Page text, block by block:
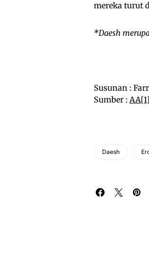
mereka turut
*Daesh
Susunan :
Sumber : AA[1]
Daesh